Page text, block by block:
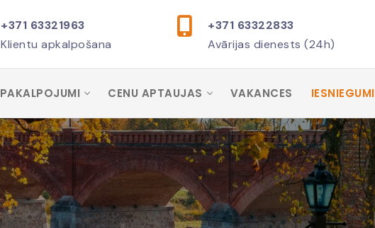
+371 63321963
Klientu apkalpošana
+371 63322833
Avārijas dienests (24h)
PAKALPOJUMI CENU APTAUJAS VAKANCES IESNIEGUMI